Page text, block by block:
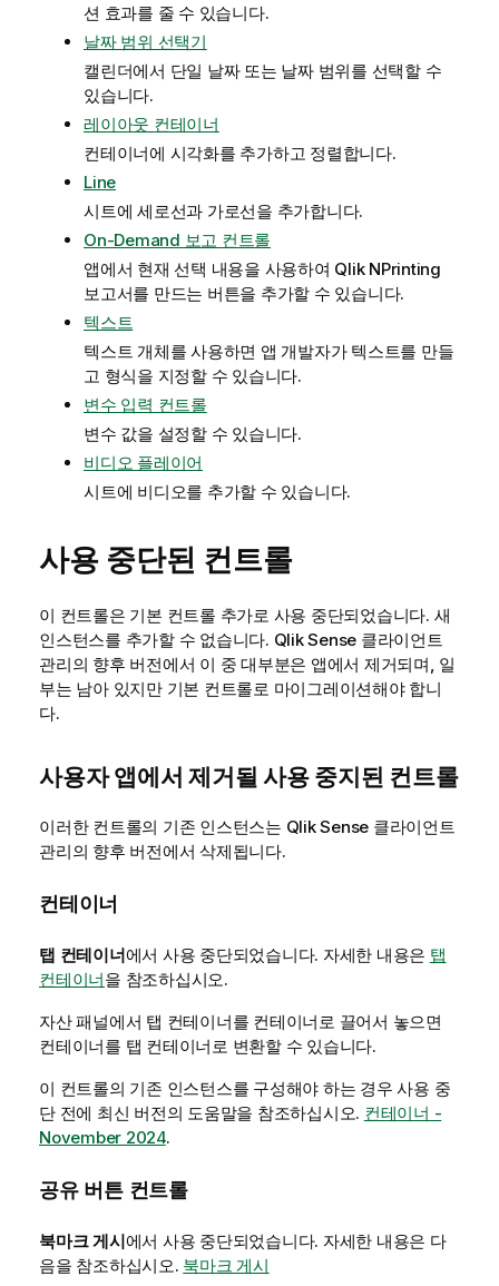
션 효과를 줄 수 있습니다.
날짜 범위 선택기
캘린더에서 단일 날짜 또는 날짜 범위를 선택할 수
있습니다.
레이아웃 컨테이너
컨테이너에 시각화를 추가하고 정렬합니다.
Line
시트에 세로선과 가로선을 추가합니다.
On-Demand 보고 컨트롤
앱에서 현재 선택 내용을 사용하여 Qlik NPrinting
보고서를 만드는 버튼을 추가할 수 있습니다.
텍스트
텍스트 개체를 사용하면 앱 개발자가 텍스트를 만들
고 형식을 지정할 수 있습니다.
변수 입력 컨트롤
변수 값을 설정할 수 있습니다.
비디오 플레이어
시트에 비디오를 추가할 수 있습니다.
사용 중단된 컨트롤
이 컨트롤은 기본 컨트롤 추가로 사용 중단되었습니다. 새
인스턴스를 추가할 수 없습니다. Qlik Sense 클라이언트
관리의 향후 버전에서 이 중 대부분은 앱에서 제거되며, 일
부는 남아 있지만 기본 컨트롤로 마이그레이션해야 합니
다.
사용자 앱에서 제거될 사용 중지된 컨트롤
이러한 컨트롤의 기존 인스턴스는 Qlik Sense 클라이언트
관리의 향후 버전에서 삭제됩니다.
컨테이너
탭 컨테이너에서 사용 중단되었습니다. 자세한 내용은 탭
컨테이너을 참조하십시오.
자산 패널에서 탭 컨테이너를 컨테이너로 끌어서 놓으면
컨테이너를 탭 컨테이너로 변환할 수 있습니다.
이 컨트롤의 기존 인스턴스를 구성해야 하는 경우 사용 중
단 전에 최신 버전의 도움말을 참조하십시오. 컨테이너 -
November 2024.
공유 버튼 컨트롤
북마크 게시에서 사용 중단되었습니다. 자세한 내용은 다
음을 참조하십시오. 북마크 게시